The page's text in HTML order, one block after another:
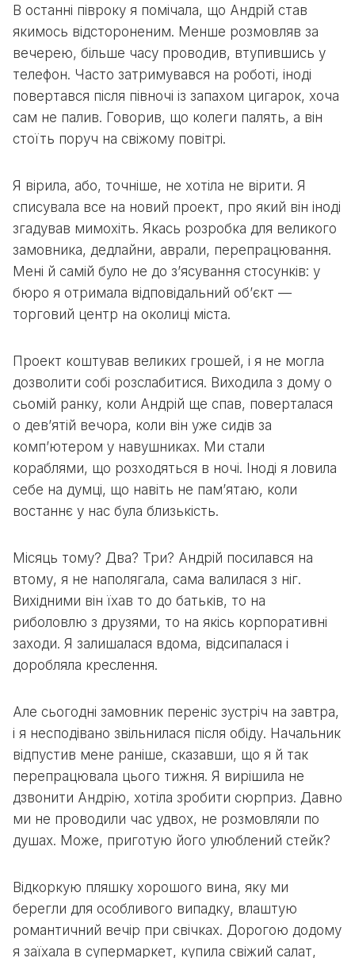
В останні півроку я помічала, що Андрій став
якимось відстороненим. Менше розмовляв за
вечерею, більше часу проводив, втупившись у
телефон. Часто затримувався на роботі, іноді
повертався після півночі із запахом цигарок, хоча
сам не палив. Говорив, що колеги палять, а він
стоїть поруч на свіжому повітрі.
Я вірила, або, точніше, не хотіла не вірити. Я
списувала все на новий проект, про який він іноді
згадував мимохіть. Якась розробка для великого
замовника, дедлайни, аврали, перепрацювання.
Мені й самій було не до з’ясування стосунків: у
бюро я отримала відповідальний об’єкт —
торговий центр на околиці міста.
Проект коштував великих грошей, і я не могла
дозволити собі розслабитися. Виходила з дому о
сьомій ранку, коли Андрій ще спав, поверталася
о дев’ятій вечора, коли він уже сидів за
комп’ютером у навушниках. Ми стали
кораблями, що розходяться в ночі. Іноді я ловила
себе на думці, що навіть не пам’ятаю, коли
востаннє у нас була близькість.
Місяць тому? Два? Три? Андрій посилався на
втому, я не наполягала, сама валилася з ніг.
Вихідними він їхав то до батьків, то на
риболовлю з друзями, то на якісь корпоративні
заходи. Я залишалася вдома, відсипалася і
доробляла креслення.
Але сьогодні замовник переніс зустріч на завтра,
і я несподівано звільнилася після обіду. Начальник
відпустив мене раніше, сказавши, що я й так
перепрацювала цього тижня. Я вирішила не
дзвонити Андрію, хотіла зробити сюрприз. Давно
ми не проводили час удвох, не розмовляли по
душах. Може, приготую його улюблений стейк?
Відкоркую пляшку хорошого вина, яку ми
берегли для особливого випадку, влаштую
романтичний вечір при свічках. Дорогою додому
я заїхала в супермаркет, купила свіжий салат,